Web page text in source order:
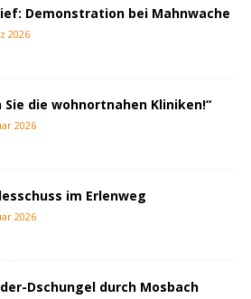
Demonstration bei Mahnwache
2026
Sie die wohnortnahen Kliniken!“
2026
im Erlenweg
2026
Dschungel durch Mosbach